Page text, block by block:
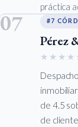
práctica
07 #7
Pérez
de 4.5
de